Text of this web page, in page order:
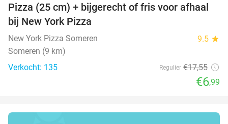
60%
Pizza (25 cm) + bijgerecht of fris voor afhaal
bij New York Pizza
New York Pizza Someren 9.5 star
Someren (9 km)
Verkocht: 135
Regulier €17,55
€6,99